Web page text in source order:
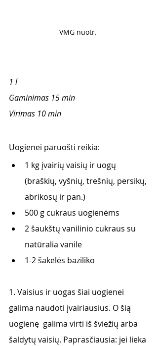
VMG nuotr.
1 l
Gaminimas 15 min
Virimas 10 min
Uogienei paruošti reikia:
1 kg įvairių vaisių ir uogų
(braškių, vyšnių, trešnių, persikų,
abrikosų ir pan.)
500 g cukraus uogienėms
2 šaukštų vanilinio cukraus su
natūralia vanile
1-2 šakelės baziliko
1. Vaisius ir uogas šiai uogienei
galima naudoti įvairiausius. O šią
uogienę  galima virti iš šviežių arba
šaldytų vaisių. Paprasčiausia: jei lieka